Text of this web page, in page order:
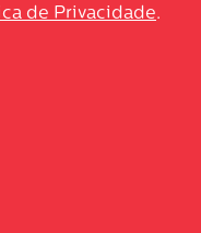
de Privacidade.